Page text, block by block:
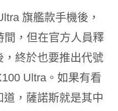
旗艦款手機後，
，但在官方人員釋
終於也要推出代號
Ultra。如果有看
，薩諾斯就是其中